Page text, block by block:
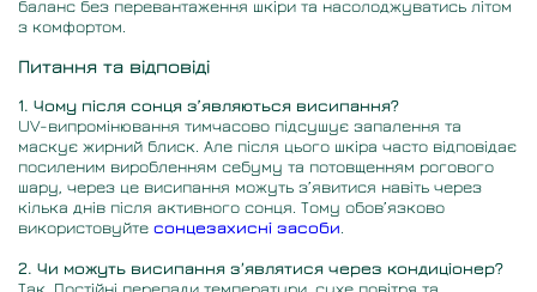
баланс без перевантаження шкіри та насолоджуватись літом
з комфортом.
Питання та відповіді
1. Чому після сонця зʼявляються висипання?
UV-випромінювання тимчасово підсушує запалення та
маскує жирний блиск. Але після цього шкіра часто відповідає
посиленим виробленням себуму та потовщенням рогового
шару, через це висипання можуть з’явитися навіть через
кілька днів після активного сонця. Тому обов’язково
використовуйте сонцезахисні засоби
2. Чи можуть висипання з’являтися через кондиціонер?
Так. Постійні перепади температури, сухе повітря та